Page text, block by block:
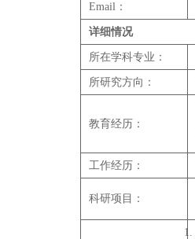
Email：
详细情况
所在学科专业：
所研究方向：
教育经历：
工作经历：
科研项目：